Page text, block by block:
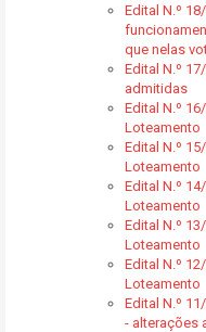
Edital N.º
que nelas
Edital N.º
admitidas
Edital N.º
Loteamento
Edital N.º
Loteamento
Edital N.º
Loteamento
Edital N.º
Loteamento
Edital N.º
Loteamento
Edital N.º
- alterações